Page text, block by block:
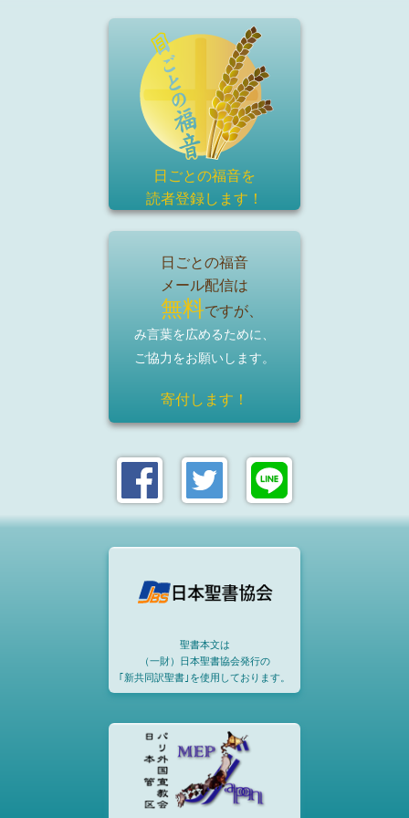
日ごとの福音を
読者登録します！
日ごとの福音
メール配信は
無料ですが、
み言葉を広めるために、
ご協力をお願いします。
寄付します！
聖書本文は
（一財）日本聖書協会発行の
｢新共同訳聖書｣を使用しております。